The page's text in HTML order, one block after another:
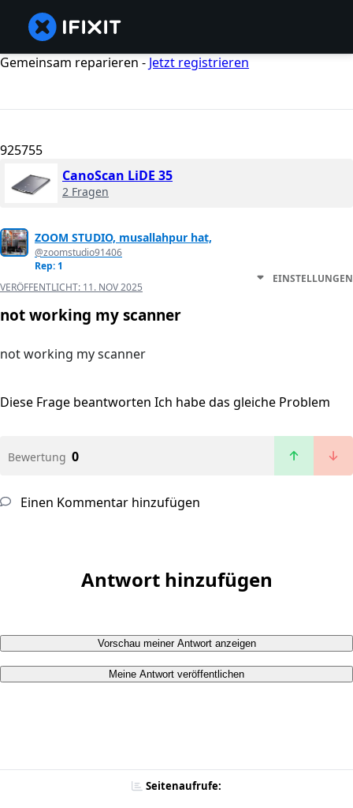
Gemeinsam reparieren - Jetzt registrieren
925755
CanoScan LiDE 35
2 Fragen
ZOOM STUDIO, musallahpur hat,
@zoomstudio91406
Rep: 1
VERÖFFENTLICHT: 11. NOV 2025
EINSTELLUNGEN
not working my scanner
not working my scanner
Diese Frage beantworten Ich habe das gleiche Problem
Bewertung 0
Einen Kommentar hinzufügen
Antwort hinzufügen
Vorschau meiner Antwort anzeigen
Meine Antwort veröffentlichen
Seitenaufrufe: